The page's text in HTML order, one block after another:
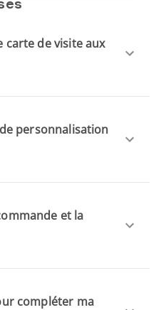
de visite aux
personnalisation
et la
compléter ma